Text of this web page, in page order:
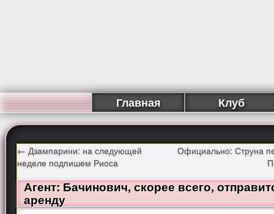
Главная Клуб
← Дзампарини: на следующей
неделе подпишем Риоса
Официально: Струна
Агент: Бачинович, скорее всего,
аренду